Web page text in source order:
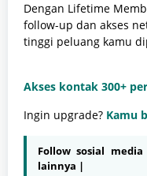
Dengan Lifetime
follow-up dan akses
tinggi peluang kamu
Akses kontak 300+
Ingin upgrade? Kamu
Follow sosial
lainnya |